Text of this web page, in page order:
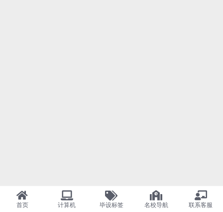
首页 计算机 毕设标签 名校导航 联系客服